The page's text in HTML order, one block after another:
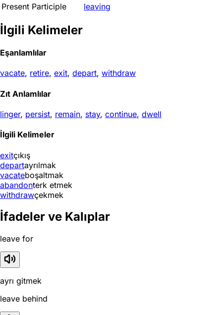
Present Participle
leaving
İlgili Kelimeler
Eşanlamlılar
vacate, retire, exit, depart, withdraw
Zıt Anlamlılar
linger, persist, remain, stay, continue, dwell
İlgili Kelimeler
exitçıkış
departayrılmak
vacateboşaltmak
abandonterk etmek
withdrawçekmek
İfadeler ve Kalıplar
leave for
ayrı gitmek
leave behind